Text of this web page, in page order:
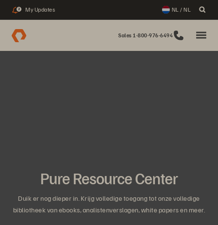
2 My Updates NL / NL
Sales 1-800-976-6494
Pure Resource Center
Duik er nog dieper in. Krijg volledige toegang tot onze volledige
bibliotheek van ebooks, analistenverslagen, white papers en meer.